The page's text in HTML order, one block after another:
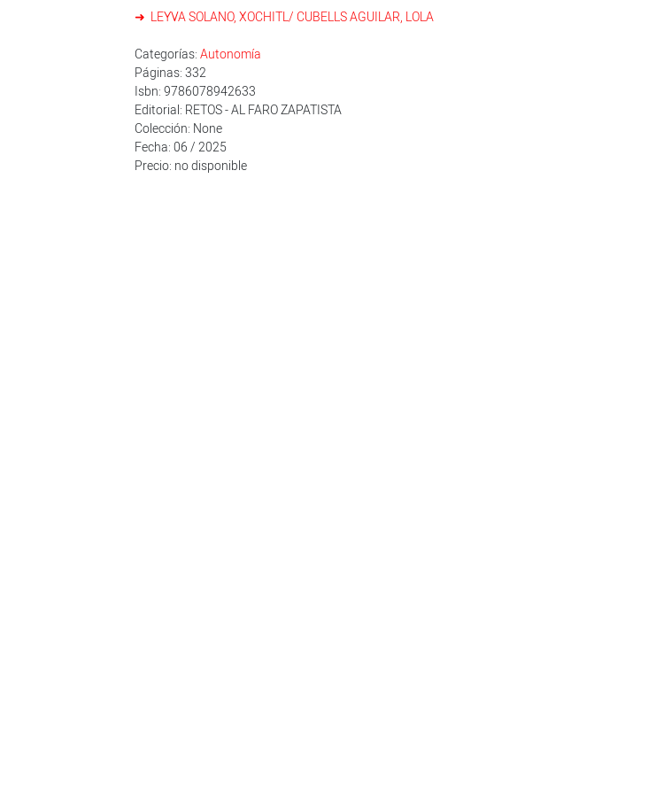
LEYVA SOLANO, XOCHITL/ CUBELLS AGUILAR, LOLA
Categorías: Autonomía
Páginas: 332
Isbn: 9786078942633
Editorial: RETOS - AL FARO ZAPATISTA
Colección: None
Fecha: 06 / 2025
Precio: no disponible